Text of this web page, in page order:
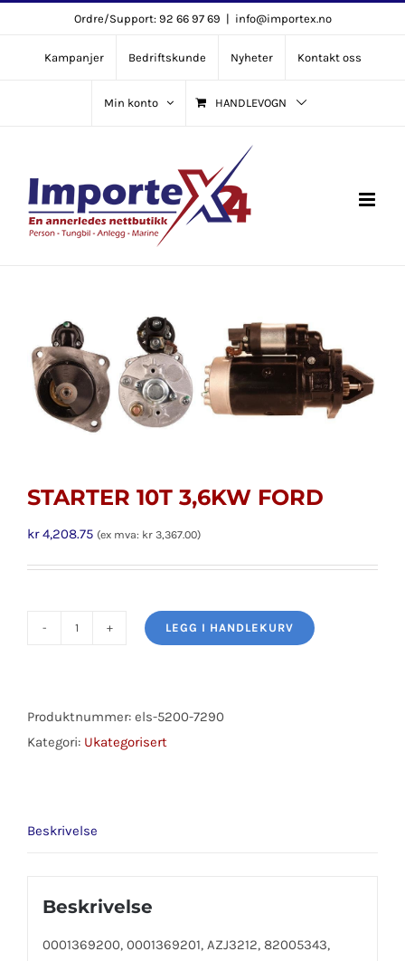
content
Ordre/Support: 92 66 97 69 | info@importex.no
Kampanjer Bedriftskunde Nyheter Kontakt oss
Min konto HANDLEVOGN
STARTER 10T 3,6KW FORD
kr4,208.75 (ex mva: kr 3,367.00)
FORD
antall
LEGG I HANDLEKURV
Produktnummer: els-5200-7290
Kategori: Ukategorisert
Beskrivelse
Beskrivelse
0001369200, 0001369201, AZJ3212, 82005343,